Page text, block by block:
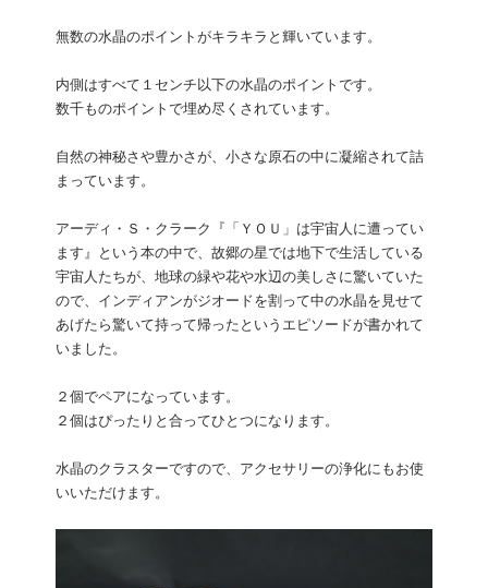
無数の水晶のポイントがキラキラと輝いています。
内側はすべて１センチ以下の水晶のポイントです。
数千ものポイントで埋め尽くされています。
自然の神秘さや豊かさが、小さな原石の中に凝縮されて詰
まっています。
アーディ・Ｓ・クラーク『「ＹＯＵ」は宇宙人に遭ってい
ます』という本の中で、故郷の星では地下で生活している
宇宙人たちが、地球の緑や花や水辺の美しさに驚いていた
ので、インディアンがジオードを割って中の水晶を見せて
あげたら驚いて持って帰ったというエピソードが書かれて
いました。
２個でペアになっています。
２個はぴったりと合ってひとつになります。
水晶のクラスターですので、アクセサリーの浄化にもお使
いいただけます。